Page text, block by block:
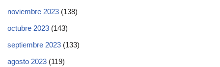
noviembre 2023 (138)
octubre 2023 (143)
septiembre 2023 (133)
agosto 2023 (119)